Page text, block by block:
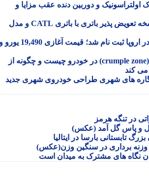
و دوربین دنده عقب مزایا و
Arcfox Beta T1 نسخه تعویض پذیر باتری با باتری CATL و مدل
جیلی E2 الکتریکی در اروپا ثبت نام شد؛ قیمت آغازی 19,490 یورو و
منطقه خرد شونده (crumple zone) در خودرو چیست و چگونه از
های شهری طراحی خودروی شهری جدید
تنگه هرمز
پاس گل آمد (عکس)
تابستانی بارسا در ایتالیا
برداری در سنگین وزن(عکس)
های مشترک به میدان است